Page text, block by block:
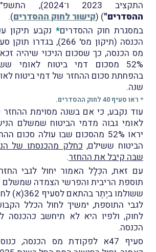
התקציב 2023 ו־2024), התשפ"ג-2023 (
ההסדרים") (קישור לחוק ההסדרים).
במסגרת חוק ההסדרים* נקבע תיקון
מס הכנסה, כך שסכום הניכוי שיהיה
52% מסכום דמי ביטוח לאומי
בהפחתת סכום ההחזר של דמי ביטוח
שנה.
* ראו סעיף 40 לחוק ההסדרים.
עוד נקבע, כי אם בשנה מסוימת
לאומי גבוה מדמי הביטוח שמשלם
יראו 52% מהסכום שבו עולה
הביטוח ששילם, כחלק מהכנסתו של
שבּה קיבל את ההחזר.
עם זאת, הכְּלָל האמור יחול לגבי החזר
תוספת הריבית והפרשי הצמדה
ששולמו ביֶתֶר בהתאם לסעיף 362(א) לחוק (
לחוק, ולפיו היא לא תיחשב כהכנסה
הכנסה.
סעיף 47א לפקודת מס הכנסה,